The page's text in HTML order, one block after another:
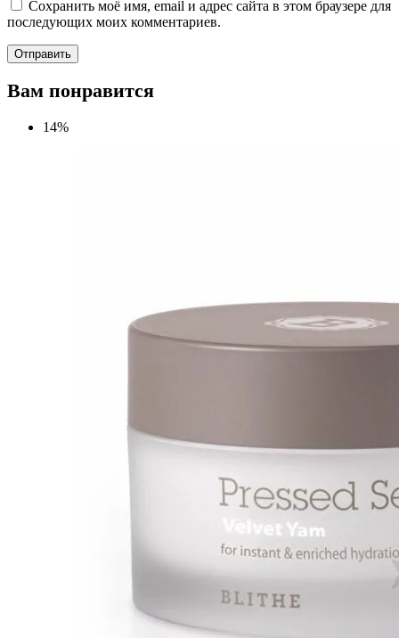
Сохранить моё имя, email и адрес сайта в этом браузере для
последующих моих комментариев.
Вам понравится
14%